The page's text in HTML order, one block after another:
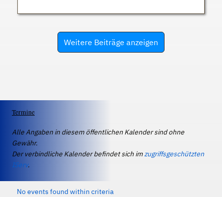
Weitere Beiträge anzeigen
Termine
Alle Angaben in diesem öffentlichen Kalender sind ohne
Gewähr.
Der verbindliche Kalender befindet sich imzugriffsgeschützten
IServ.
No events found within criteria